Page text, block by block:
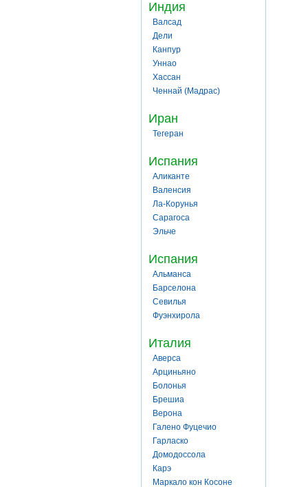
Индия
Валсад
Дели
Канпур
Уннао
Хассан
Ченнай (Мадрас)
Иран
Тегеран
Испания
Аликанте
Валенсия
Ла-Корунья
Сарагоса
Эльче
Испания
Альманса
Барселона
Севилья
Фуэнхирола
Италия
Аверса
Арциньяно
Болонья
Брешиа
Верона
Галено Фуцечио
Гарласко
Домодоссола
Карэ
Маркало кон Косоне